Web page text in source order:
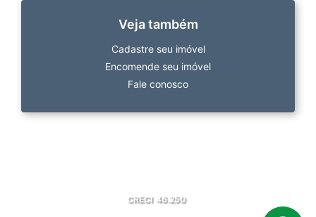
Veja também
Cadastre seu imóvel
Encomende seu imóvel
Fale conosco
CRECI 46.250